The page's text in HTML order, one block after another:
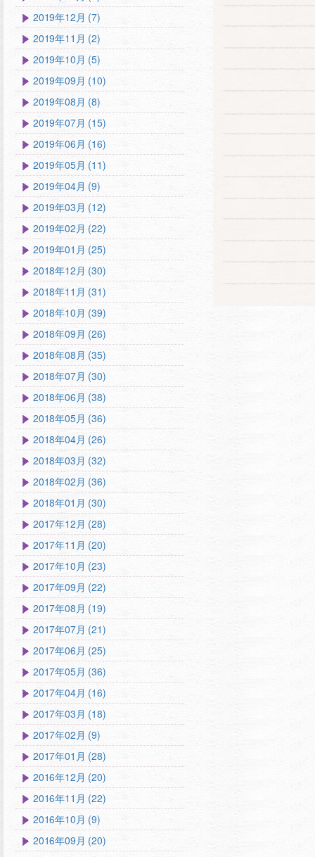
2019年12月 (7)
2019年11月 (2)
2019年10月 (5)
2019年09月 (10)
2019年08月 (8)
2019年07月 (15)
2019年06月 (16)
2019年05月 (11)
2019年04月 (9)
2019年03月 (12)
2019年02月 (22)
2019年01月 (25)
2018年12月 (30)
2018年11月 (31)
2018年10月 (39)
2018年09月 (26)
2018年08月 (35)
2018年07月 (30)
2018年06月 (38)
2018年05月 (36)
2018年04月 (26)
2018年03月 (32)
2018年02月 (36)
2018年01月 (30)
2017年12月 (28)
2017年11月 (20)
2017年10月 (23)
2017年09月 (22)
2017年08月 (19)
2017年07月 (21)
2017年06月 (25)
2017年05月 (36)
2017年04月 (16)
2017年03月 (18)
2017年02月 (9)
2017年01月 (28)
2016年12月 (20)
2016年11月 (22)
2016年10月 (9)
2016年09月 (20)